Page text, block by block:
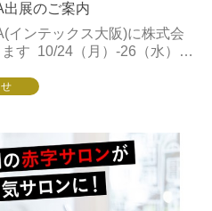
展のご案内
インテックス大阪)に株式会
す 10/24（月）-26（水）1